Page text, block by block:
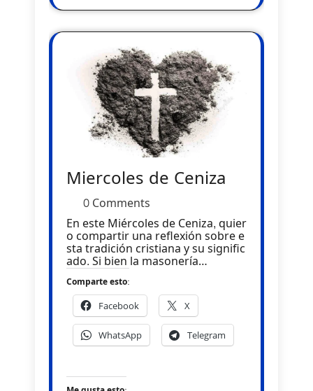
Miercoles de Ceniza
0 Comments
En este Miércoles de Ceniza, quier
o compartir una reflexión sobre e
sta tradición cristiana y su signific
ado. Si bien la masonería…
Comparte esto:
Facebook X
WhatsApp Telegram